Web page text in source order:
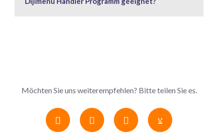
Möchten Sie uns weiterempfehlen? Bitte teilen Sie es.